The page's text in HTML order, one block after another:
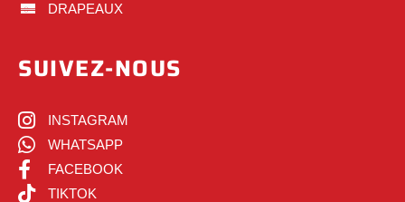
DRAPEAUX
SUIVEZ-NOUS
INSTAGRAM
WHATSAPP
FACEBOOK
TIKTOK